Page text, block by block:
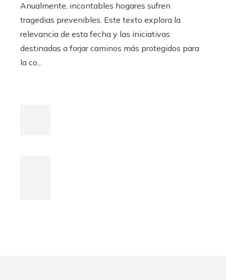
Anualmente, incontables hogares sufren
tragedias prevenibles. Este texto explora la
relevancia de esta fecha y las iniciativas
destinadas a forjar caminos más protegidos para
la co...